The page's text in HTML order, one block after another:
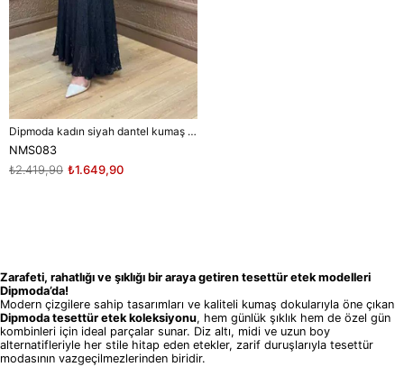
Dipmoda kadın siyah dantel kumaş maxi boy tesettür etek
NMS083
₺1.649,90
₺2.419,90
Zarafeti, rahatlığı ve şıklığı bir araya getiren tesettür etek modelleri
Dipmoda’da!
Modern çizgilere sahip tasarımları ve kaliteli kumaş dokularıyla öne çıkan
Dipmoda tesettür etek koleksiyonu, hem günlük şıklık hem de özel gün
kombinleri için ideal parçalar sunar. Diz altı, midi ve uzun boy
alternatifleriyle her stile hitap eden etekler, zarif duruşlarıyla tesettür
modasının vazgeçilmezlerinden biridir.